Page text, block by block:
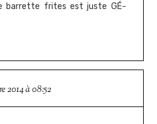
barrette frites est juste GÉ-
2014 à 08:52